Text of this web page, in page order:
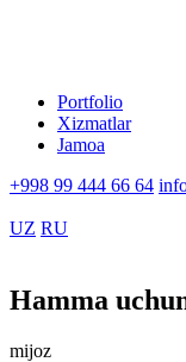
Portfolio
Xizmatlar
Jamoa
+998 99 444 66 64
UZ RU
Hamma
mijoz